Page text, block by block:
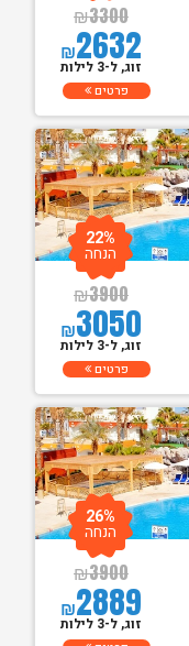
₪3300
₪2632
זוג, ל-3 לילות
פרטים
₪3900
₪3050
22%
הנחה
זוג, ל-3 לילות
פרטים
₪3900
₪2889
26%
הנחה
זוג, ל-3 לילות